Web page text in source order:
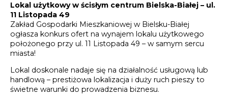
Lokal użytkowy w ścisłym centrum Bielska-Białej – ul.
11 Listopada 49
Zakład Gospodarki Mieszkaniowej w Bielsku-Białej
ogłasza konkurs ofert na wynajem lokalu użytkowego
położonego przy ul. 11 Listopada 49 – w samym sercu
miasta!
Lokal doskonale nadaje się na działalność usługową lub
handlową – prestiżowa lokalizacja i duży ruch pieszy to
świetne warunki do prowadzenia biznesu.